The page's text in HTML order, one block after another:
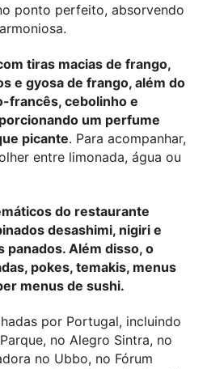
ponto perfeito, absorvendo
tiras macias de frango,
e gyosa de frango, além do
francês, cebolinho e
um perfume
picante. Para acompanhar,
entre limonada, água ou
do restaurante
desashimi, nigiri e
panados. Além disso, o
pokes, temakis, menus
menus de sushi.
por Portugal, incluindo
no Alegro Sintra, no
no Ubbo, no Fórum